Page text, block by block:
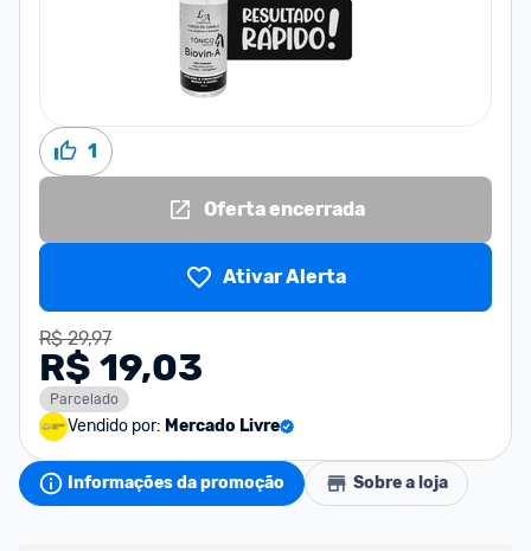
1
Oferta encerrada
Ativar Alerta
R$ 29,97
R$ 19,03
Parcelado
Vendido por: Mercado Livre
Informações da promoção Sobre a loja